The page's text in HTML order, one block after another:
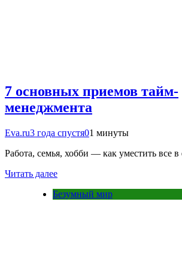
7 основных приемов тайм-
менеджмента
Eva.ru3 года спустя01 минуты
Работа, семья, хобби — как уместить все в
Читать далее
Безумный мир